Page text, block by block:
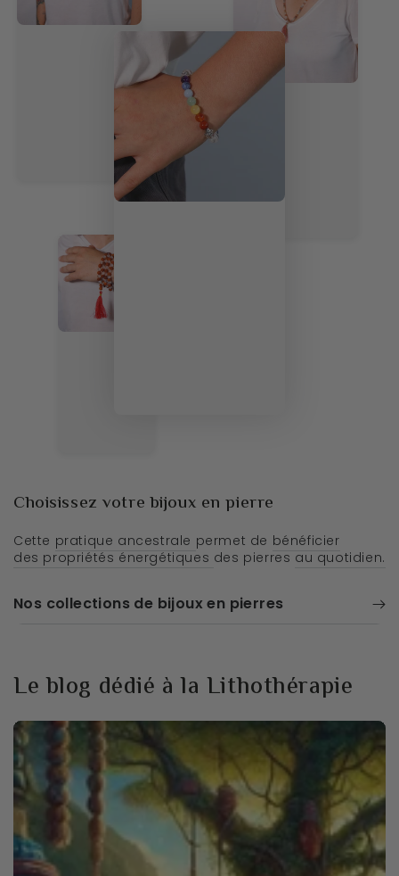
Choisissez votre bijoux en pierre
Cette pratique ancestrale permet de bénéficier
des propriétés énergétiques des pierres au quotidien.
Nos collections de bijoux en pierres
Le blog dédié à la Lithothérapie